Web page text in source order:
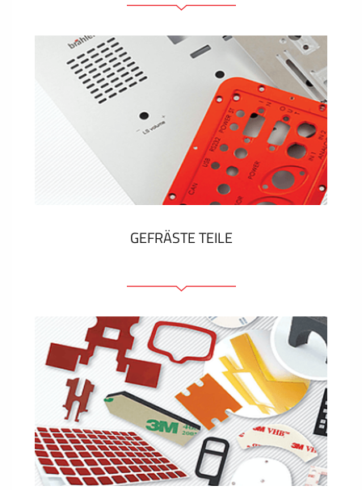
Folienschilder
Folientastaturen
Metallschilder
Aufkleber und Etiketten
Kunststoff-Etiketten und Tags
ZEIGEN MEHR
GEFRÄSTE TEILE
Frontplatten (front und tragfähig)
Eloxierte Frontplatten
Farbige Frontplatten
Platten mit Befestigungselementen
Gravierte Schilder
ZEIGEN MEHR